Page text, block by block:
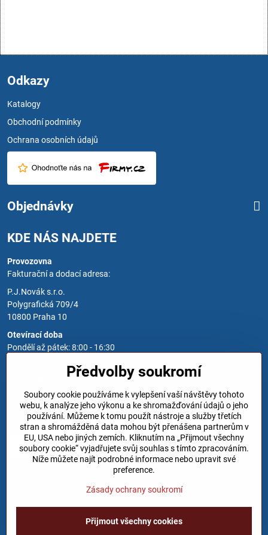
Odkazy
Katalogy
Obchodní podmínky
Ochrana osobních údajů
Objednávky
KDE NÁS NAJDETE
Provozovna
Fakturační a dodací adresa:
P.J.Novák s.r.o.
Polygrafická 709/4
10800 Praha 10
Otevírací doba
Pondělí až pátek: 8:00 - 16:30
Zavoláme Vám zpět
Váš telefon*
Předvolby soukromí
Soubory cookie používáme k vylepšení vaší návštěvy tohoto
webu, k analýze jeho výkonu a ke shromažďování údajů o jeho
používání. Můžeme k tomu použít nástroje a služby třetích
stran a shromážděná data mohou být přenášena partnerům v
EU, USA nebo jiných zemích. Kliknutím na „Přijmout všechny
soubory cookie“ vyjadřujete svůj souhlas s tímto zpracováním.
Níže můžete najít podrobné informace nebo upravit své
preference.
Zásady ochrany soukromí
Přijmout všechny cookies